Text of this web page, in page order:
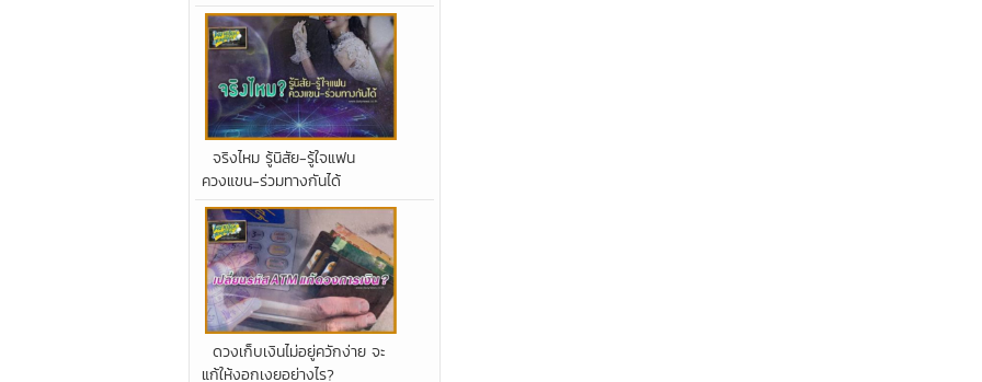
จริงไหม รู้นิสัย-รู้ใจแฟน
ควงแขน-ร่วมทางกันได้
ดวงเก็บเงินไม่อยู่ควักง่าย จะ
แก้ให้งอกเงยอย่างไร?